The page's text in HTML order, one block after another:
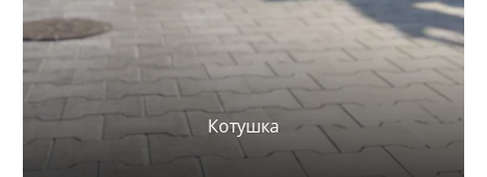
Котушка